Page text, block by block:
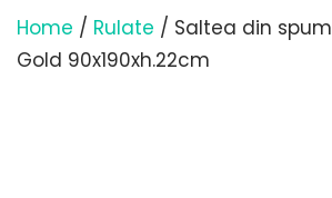
Home / Rulate / Saltea din
Gold 90x190xh.22cm